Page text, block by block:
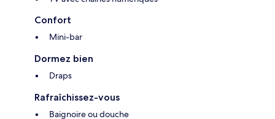
Confort
Mini-bar
Dormez bien
Draps
Rafraîchissez-vous
Baignoire ou douche